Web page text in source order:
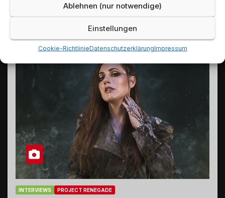
Ablehnen (nur notwendige)
Einstellungen
Cookie-RichtlinieDatenschutzerklärungImpressum
INTERVIEWS PROJECT RENEGADE